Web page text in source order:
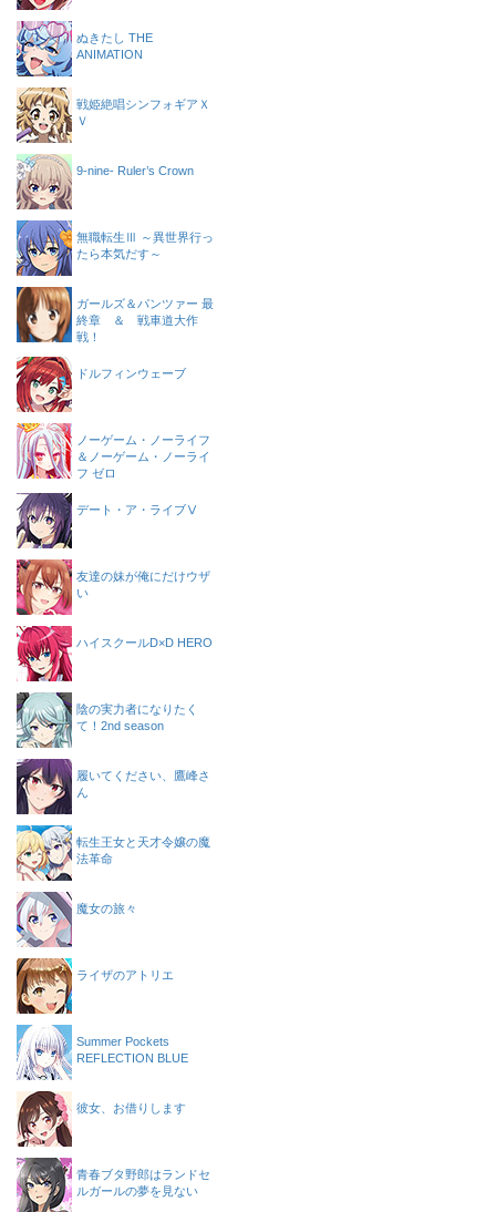
ぬきたし THE
ANIMATION
戦姫絶唱シンフォギアＸ
Ｖ
9-nine- Ruler’s Crown
無職転生Ⅲ ～異世界行っ
たら本気だす～
ガールズ＆パンツァー 最
終章 ＆ 戦車道大作
戦！
ドルフィンウェーブ
ノーゲーム・ノーライフ
＆ノーゲーム・ノーライ
フ ゼロ
デート・ア・ライブⅤ
友達の妹が俺にだけウザ
い
ハイスクールD×D HERO
陰の実力者になりたく
て！2nd season
履いてください、鷹峰さ
ん
転生王女と天才令嬢の魔
法革命
魔女の旅々
ライザのアトリエ
Summer Pockets
REFLECTION BLUE
彼女、お借りします
青春ブタ野郎はランドセ
ルガールの夢を見ない